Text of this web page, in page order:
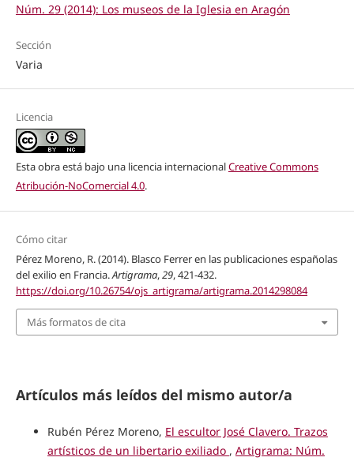
Núm. 29 (2014): Los museos de la Iglesia en Aragón
Sección
Varia
Licencia
Esta obra está bajo una licencia internacionalCreative Commons
Atribución-NoComercial 4.0.
Cómo citar
Pérez Moreno, R. (2014). Blasco Ferrer en las publicaciones españolas
del exilio en Francia.Artigrama,29, 421-432.
https://doi.org/10.26754/ojs_artigrama/artigrama.2014298084
Más formatos de cita
Artículos más leídos del mismo autor/a
Rubén Pérez Moreno, El escultor José Clavero. Trazos
artísticos de un libertario exiliado , Artigrama: Núm.